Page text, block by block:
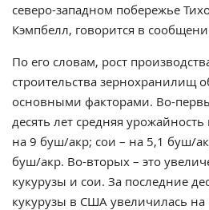
северо-западном побережье
Кэмпбелл, говорится в
По его словам, рост
строительства зернохранилищ
основными факторами. Во-
десять лет средняя
на 9 буш/акр; сои – на 5,1 буш/
буш/акр. Во-вторых – это
кукурузы и сои. За последние
кукурузы в США увеличилась